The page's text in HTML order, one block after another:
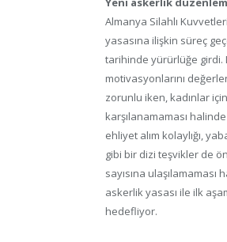
Almanya Silahlı
yasasına ilişkin süreç
tarihinde yürürlüğe girdi.
motivasyonlarını
zorunlu iken, kadınlar
karşılanamaması
ehliyet alım kolaylığı,
gibi bir dizi teşvikler de
sayısına
askerlik yasası ile ilk
hedefliyor.